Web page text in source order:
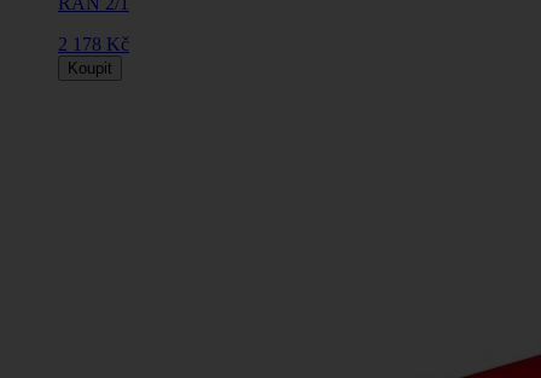
2 178 Kč
Koupit